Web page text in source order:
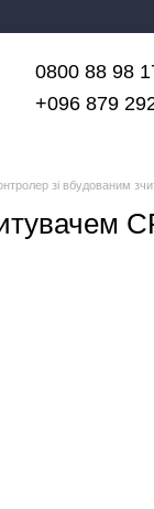
0800 88 98
+096 879
зі вбудованим